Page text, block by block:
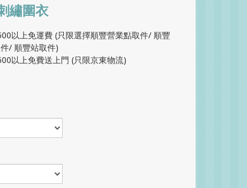
繡圍衣
以上免運費 (只限選擇順豐營業點取件/ 順豐
/ 順豐站取件)
以上免費送上門 (只限京東物流)